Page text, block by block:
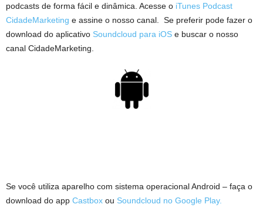
podcasts de forma fácil e dinâmica. Acesse o iTunes Podcast
CidadeMarketing e assine o nosso canal. Se preferir pode fazer o
download do aplicativo Soundcloud para iOS e buscar o nosso
canal CidadeMarketing.
Se você utiliza aparelho com sistema operacional Android – faça o
download do app Castbox ou Soundcloud no Google Play.